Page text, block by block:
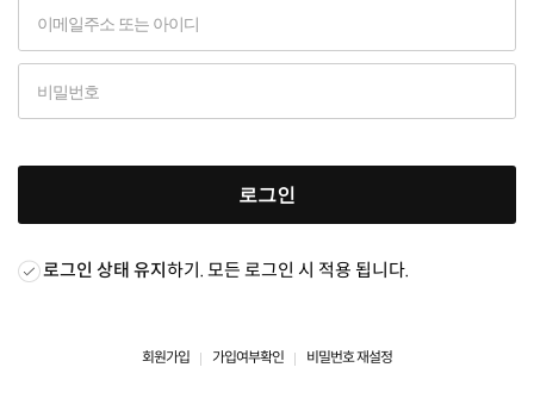
로그인
로그인 상태 유지하기. 모든 로그인 시 적용 됩니다.
회원가입 가입여부확인 비밀번호 재설정